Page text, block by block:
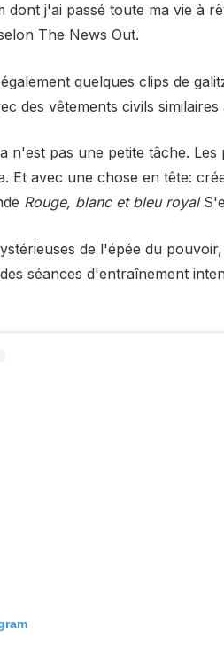
dont j'ai passé toute ma vie à
The News Out.
quelques clips de
des vêtements civils
n'est pas une petite tâche.
Et avec une chose en tête:
Rouge, blanc et bleu royal
de l'épée du
séances d'entraînement